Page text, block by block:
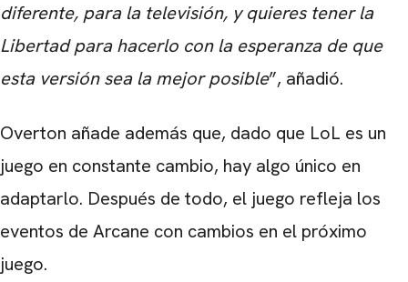
diferente, para la televisión, y quieres tener la
Libertad para hacerlo con la esperanza de que
esta versión sea la mejor posible”, añadió.
Overton añade además que, dado que LoL es un
juego en constante cambio, hay algo único en
adaptarlo. Después de todo, el juego refleja los
eventos de Arcane con cambios en el próximo
juego.